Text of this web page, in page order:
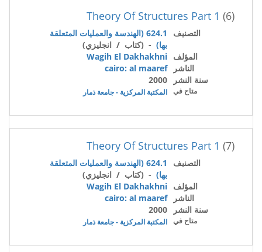
(6)
Theory Of Structures Part 1
التصنيف
624.1 (الهندسة والعمليات المتعلقة
بها) - (كتاب / انجليزي)
المؤلف Wagih El Dakhakhni
الناشر
cairo: al maaref
سنة النشر
2000
متاح في المكتبة المركزية - جامعة ذمار
(7)
Theory Of Structures Part 1
التصنيف
624.1 (الهندسة والعمليات المتعلقة
بها) - (كتاب / انجليزي)
المؤلف Wagih El Dakhakhni
الناشر
cairo: al maaref
سنة النشر
2000
متاح في المكتبة المركزية - جامعة ذمار